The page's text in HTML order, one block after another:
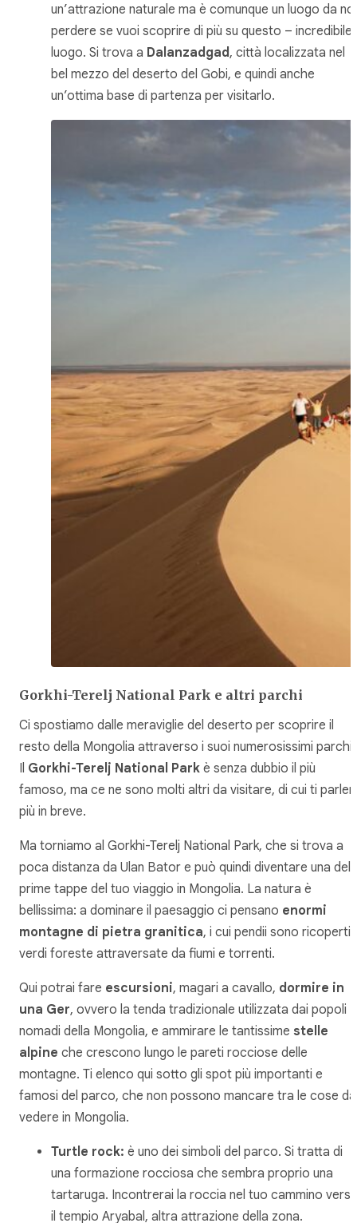
un’attrazione naturale ma è comunque un luogo da
perdere se vuoi scoprire di più su questo – incredibile
luogo. Si trova a Dalanzadgad , città localizzata nel
bel mezzo del deserto del Gobi, e quindi anche
un’ottima base di partenza per visitarlo.
Gorkhi-Terelj National Park e altri parchi
Ci spostiamo dalle meraviglie del deserto per scoprire il
resto della Mongolia attraverso i suoi numerosissimi parchi.
Il Gorkhi-Terelj National Park è senza dubbio il più
famoso, ma ce ne sono molti altri da visitare, di cui ti
più in breve.
Ma torniamo al Gorkhi-Terelj National Park, che si trova a
poca distanza da Ulan Bator e può quindi diventare una
prime tappe del tuo viaggio in Mongolia. La natura è
bellissima: a dominare il paesaggio ci pensano enormi
montagne di pietra granitica, i cui pendii sono ricoperti
verdi foreste attraversate da fiumi e torrenti.
Qui potrai fare escursioni, magari a cavallo, dormire in
una Ger, ovvero la tenda tradizionale utilizzata dai popoli
nomadi della Mongolia, e ammirare le tantissime stelle
alpine che crescono lungo le pareti rocciose delle
montagne. Ti elenco qui sotto gli spot più importanti e
famosi del parco, che non possono mancare tra le cose da
vedere in Mongolia.
Turtle rock: è uno dei simboli del parco. Si tratta di
una formazione rocciosa che sembra proprio una
tartaruga. Incontrerai la roccia nel tuo cammino
il tempio Aryabal, altra attrazione della zona.